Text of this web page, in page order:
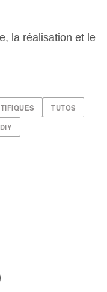
la réalisation et le
TUTOS
DIY